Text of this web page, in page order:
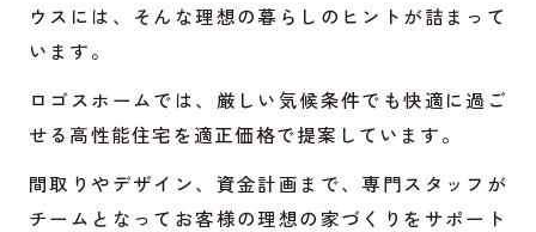
ウスには、そんな理想の暮らしのヒントが詰まって
います。
ロゴスホームでは、厳しい気候条件でも快適に過ご
せる高性能住宅を適正価格で提案しています。
間取りやデザイン、資金計画まで、専門スタッフが
チームとなってお客様の理想の家づくりをサポート